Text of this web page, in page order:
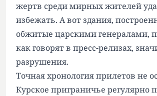
жертв среди мирных жителей
избежать. А вот здания,
обжитые царскими генералами,
как говорят в пресс-релизах,
разрушения.
Точная хронология прилетов не
Курское приграничье регулярно